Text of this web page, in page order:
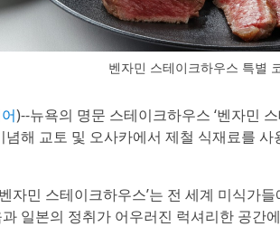
벤자민 스테이크하우스 특별
)--뉴욕의 명문 스테이크하우스 ‘벤자민
해 교토 및 오사카에서 제철 식재료를
자민 스테이크하우스’는 전 세계 미식가
일본의 정취가 어우러진 럭셔리한 공간